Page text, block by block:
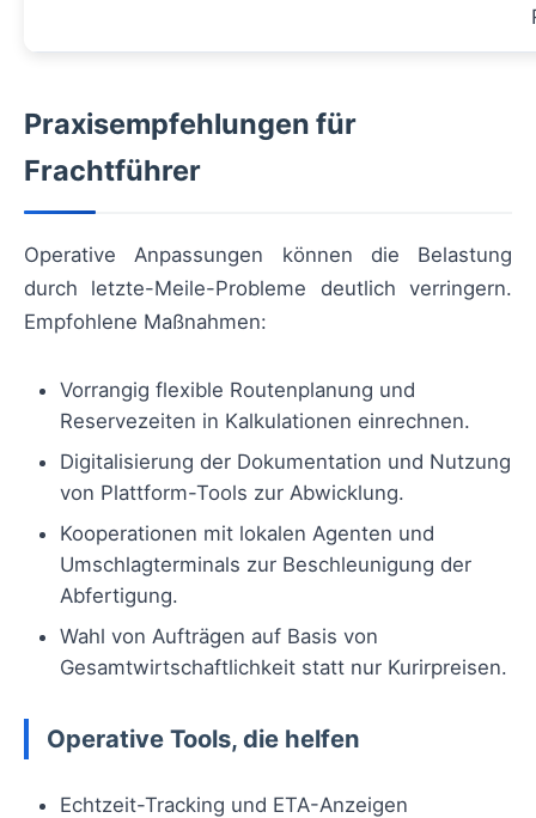
Praxisempfehlungen für
Frachtführer
Operative Anpassungen können die Belastung
durch letzte-Meile-Probleme deutlich verringern.
Empfohlene Maßnahmen:
Vorrangig flexible Routenplanung und
Reservezeiten in Kalkulationen einrechnen.
Digitalisierung der Dokumentation und Nutzung
von Plattform-Tools zur Abwicklung.
Kooperationen mit lokalen Agenten und
Umschlagterminals zur Beschleunigung der
Abfertigung.
Wahl von Aufträgen auf Basis von
Gesamtwirtschaftlichkeit statt nur Kurirpreisen.
Operative Tools, die helfen
Echtzeit-Tracking und ETA-Anzeigen